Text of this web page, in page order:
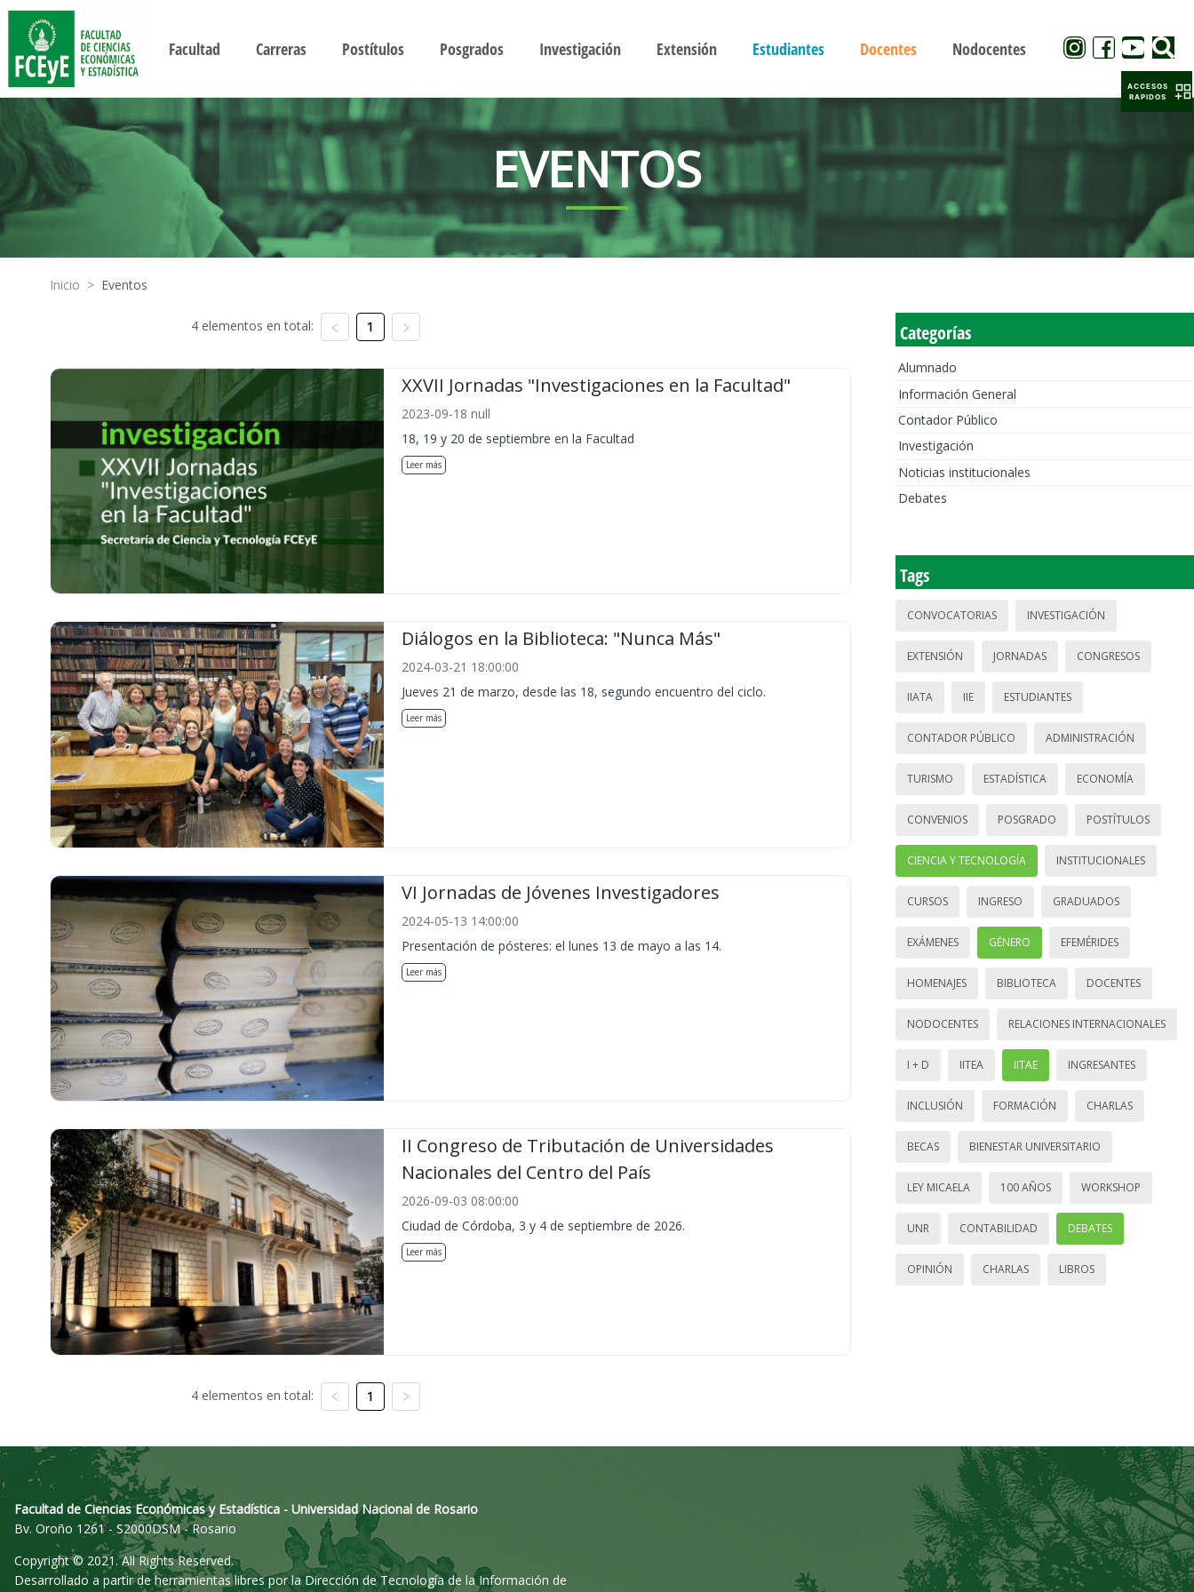
Facultad Carreras Postítulos Posgrados Investigación Extensión Estudiantes Docentes Nodocentes
EVENTOS
Inicio > Eventos
4 elementos en total: 1
XXVII Jornadas "Investigaciones en la Facultad"
2023-09-18 null
18, 19 y 20 de septiembre en la Facultad
Leer más
Diálogos en la Biblioteca: "Nunca Más"
2024-03-21 18:00:00
Jueves 21 de marzo, desde las 18, segundo encuentro del ciclo.
Leer más
VI Jornadas de Jóvenes Investigadores
2024-05-13 14:00:00
Presentación de pósteres: el lunes 13 de mayo a las 14.
Leer más
II Congreso de Tributación de Universidades
Nacionales del Centro del País
2026-09-03 08:00:00
Ciudad de Córdoba, 3 y 4 de septiembre de 2026.
Leer más
4 elementos en total: 1
Categorías
Alumnado
Información General
Contador Público
Investigación
Noticias institucionales
Debates
Tags
CONVOCATORIAS INVESTIGACIÓN
EXTENSIÓN JORNADAS CONGRESOS
IIATA IIE ESTUDIANTES
CONTADOR PÚBLICO ADMINISTRACIÓN
TURISMO ESTADÍSTICA ECONOMÍA
CONVENIOS POSGRADO POSTÍTULOS
CIENCIA Y TECNOLOGÍA INSTITUCIONALES
CURSOS INGRESO GRADUADOS
EXÁMENES GÉNERO EFEMÉRIDES
HOMENAJES BIBLIOTECA DOCENTES
NODOCENTES RELACIONES INTERNACIONALES
I + D IITEA IITAE INGRESANTES
INCLUSIÓN FORMACIÓN CHARLAS
BECAS BIENESTAR UNIVERSITARIO
LEY MICAELA 100 AÑOS WORKSHOP
UNR CONTABILIDAD DEBATES
OPINIÓN CHARLAS LIBROS
Facultad de Ciencias Económicas y Estadística - Universidad Nacional de Rosario
Bv. Oroño 1261 - S2000DSM - Rosario
Copyright © 2021. All Rights Reserved.
Desarrollado a partir de herramientas libres por la Dirección de Tecnología de la Información de
ACCESOS
RAPIDOS